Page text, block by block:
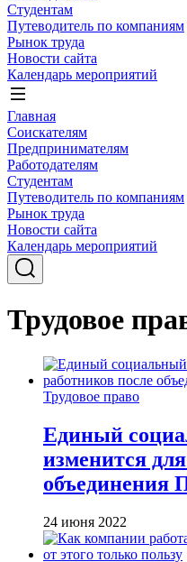
Студентам
Путеводитель по компаниям
Рынок труда
Новости сайта
Календарь мероприятий
Главная
Соискателям
Предпринимателям
Работодателям
Студентам
Путеводитель по компаниям
Рынок труда
Новости сайта
Календарь мероприятий
Трудовое
Трудовое право
Единый
изменится
24 июня 2022